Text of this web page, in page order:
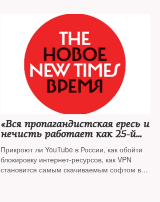
«Вся пропагандистская ересь и
нечисть работает как 25-й
кадр»
Прикроют ли YouTube в России, как обойти
блокировку интернет-ресурсов, как VPN
становится самым скачиваемым софтом в